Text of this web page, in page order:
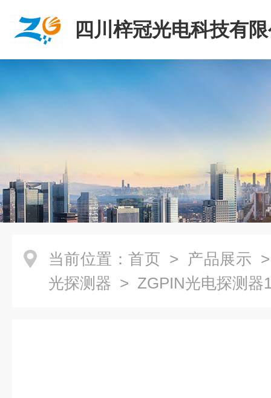
四川梓冠光电科技有
当前位置： 首页 > 产品展示
光探测器 > ZGPIN光电探测器